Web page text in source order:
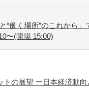
働く場所”のこれから」
〜(開場 15:00)
の展望 ー日本経済動向